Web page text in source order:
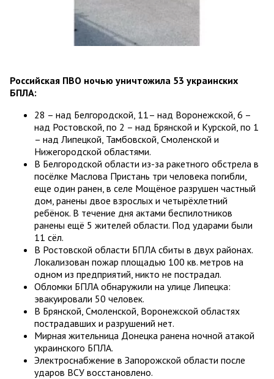
Российская ПВО ночью уничтожила 53 украинских
БПЛА:
28 – над Белгородской, 11– над Воронежской, 6 –
над Ростовской, по 2 – над Брянской и Курской, по 1
– над Липецкой, Тамбовской, Смоленской и
Нижегородской областями.
В Белгородской области из-за ракетного обстрела в
посёлке Маслова Пристань три человека погибли,
еще один ранен, в селе Мощёное разрушен частный
дом, ранены двое взрослых и четырёхлетний
ребёнок. В течение дня актами беспилотников
ранены ещё 5 жителей области. Под ударами были
11 сёл.
В Ростовской области БПЛА сбиты в двух районах.
Локализован пожар площадью 100 кв. метров на
одном из предприятий, никто не пострадал.
Обломки БПЛА обнаружили на улице Липецка:
эвакуировали 50 человек.
В Брянской, Смоленской, Воронежской областях
пострадавших и разрушений нет.
Мирная жительница Донецка ранена ночной атакой
украинского БПЛА.
Электроснабжение в Запорожской области после
ударов ВСУ восстановлено.